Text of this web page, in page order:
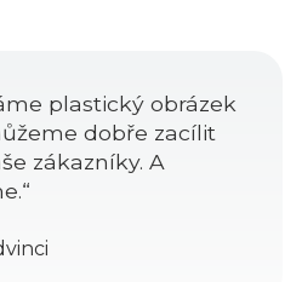
plastický obrázek
dobře zacílit
zákazníky. A